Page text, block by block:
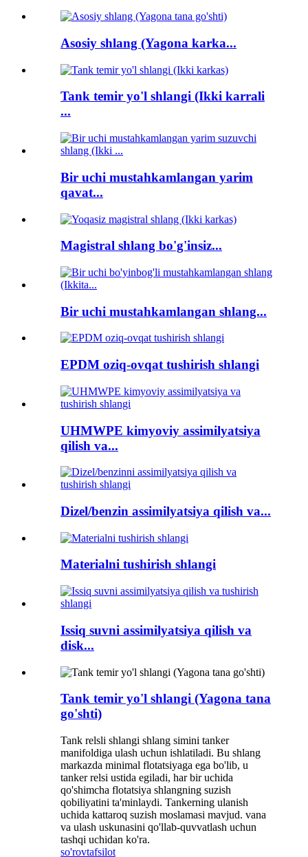
Asosiy shlang (Yagona karka...
Tank temir yo'l shlangi (Ikki karrali
...
Bir uchi mustahkamlangan yarim
qavat...
Magistral shlang bo'g'insiz...
Bir uchi mustahkamlangan shlang...
EPDM oziq-ovqat tushirish shlangi
UHMWPE kimyoviy assimilyatsiya
qilish va...
Dizel/benzin assimilyatsiya qilish va...
Materialni tushirish shlangi
Issiq suvni assimilyatsiya qilish va
disk...
Tank temir yo'l shlangi (Yagona tana
go'shti)
Tank relsli shlangi shlang simini tanker
manifoldiga ulash uchun ishlatiladi. Bu shlang
markazda minimal flotatsiyaga ega bo'lib, u
tanker relsi ustida egiladi, har bir uchida
qo'shimcha flotatsiya shlangning suzish
qobiliyatini ta'minlaydi. Tankerning ulanish
uchida kattaroq suzish moslamasi mavjud. vana
va ulash uskunasini qo'llab-quvvatlash uchun
tashqi uchidan ko'ra.
so'rovtafsilot